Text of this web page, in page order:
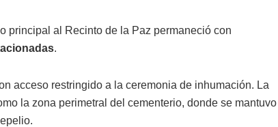
principal al Recinto de la Paz permaneció con
.
acceso restringido a la ceremonia de inhumación. La
la zona perimetral del cementerio, donde se mantuvo